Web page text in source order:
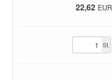
22,62 EUR
St.